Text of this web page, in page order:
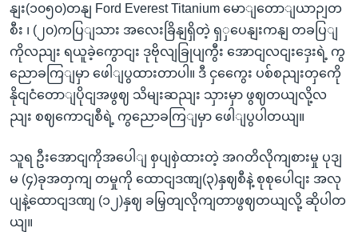
နျး(၁၀၅၀)တနျ Ford Everest Titanium မောျတောျယာဉျတ
စီး ၊ (၂၀)ကပြျသား အလေးခြိနျရှိတဲ့ ရှှပေနျးကနျ တခပြျ
ကိုလညျး ရယူခဲ့ကွောငျး ဒုဗိုလျခြုပျကွီး အောငျလငျးဒှေးရဲ့ ကွ
ညောခကြျမှာ ဖေါျပွထားတာပါ။ ဒီ ငှကွေေး ပစ်စညျးတှကေို
နိုငျငံတောျပိုငျအဖွဈ သိမျးဆညျး သှားမှာ ဖွဈတယျလို့လ
ညျး စဈကောငျစီရဲ့ ကွညောခကြျမှာ ဖေါျပွပါတယျ။
သူရ ဦးအောငျကိုအပေါျ စှပျစှဲထားတဲ့ အဂတိလိုကျစားမှု ပုဒျ
မ (၄)ခုအတှကျ တမှုကို ထောငျဒဏျ(၃)နှဈစီနဲ့ စုစုပေါငျး အလု
ပျနဲ့ထောငျဒဏျ (၁၂)နှဈ ခမြှတျလိုကျတာဖွဈတယျလို့ ဆိုပါတ
ယျ။